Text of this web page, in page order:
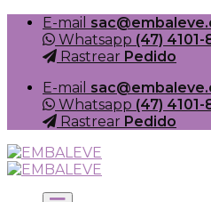
Skip
content
E-mail
Whatsapp (47) 4101-
Rastrear Pedido
E-mail
Whatsapp (47) 4101-
Rastrear Pedido